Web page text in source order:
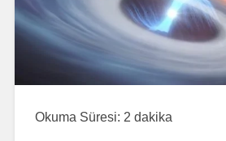
Okuma Süresi: 2 dakika